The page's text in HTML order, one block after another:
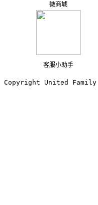
微商城
客服小助手
Copyright United